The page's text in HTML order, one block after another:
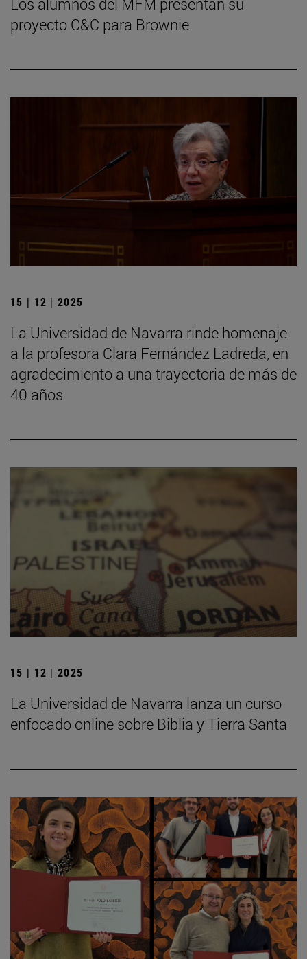
proyecto C&C para Brownie
15 | 12 | 2025
La Universidad de Navarra rinde homenaje
a la profesora Clara Fernández Ladreda, en
agradecimiento a una trayectoria de más de
40 años
15 | 12 | 2025
La Universidad de Navarra lanza un curso
enfocado online sobre Biblia y Tierra Santa